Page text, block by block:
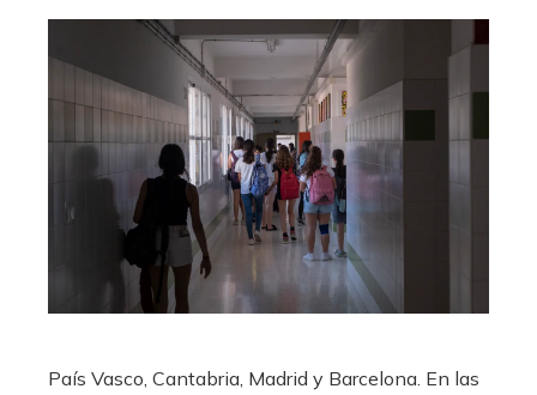
País Vasco, Cantabria, Madrid y Barcelona. En las